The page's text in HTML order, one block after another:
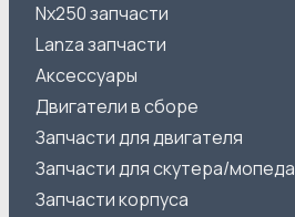
Nx250 запчасти
Lanza запчасти
Аксессуары
Двигатели в сборе
Запчасти для двигателя
Запчасти для скутера/мопеда
Запчасти корпуса